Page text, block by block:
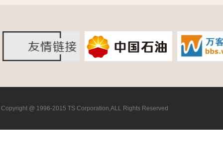
Copyright @ 1996-2015 TS Corporation,ALL Rights Reserved